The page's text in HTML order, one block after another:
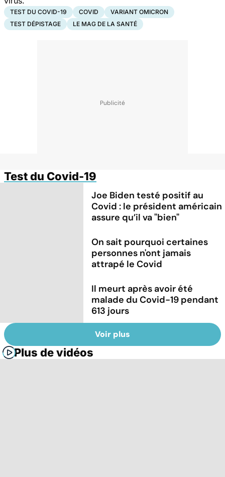
TEST DU COVID-19 COVID
VARIANT OMICRON
TEST DÉPISTAGE
LE MAG DE LA SANTÉ
Test du Covid-19
Joe Biden testé positif au
Covid : le président américain
assure qu’il va "bien"
On sait pourquoi certaines
personnes n'ont jamais
attrapé le Covid
Il meurt après avoir été
malade du Covid-19 pendant
613 jours
Voir plus
Plus de vidéos